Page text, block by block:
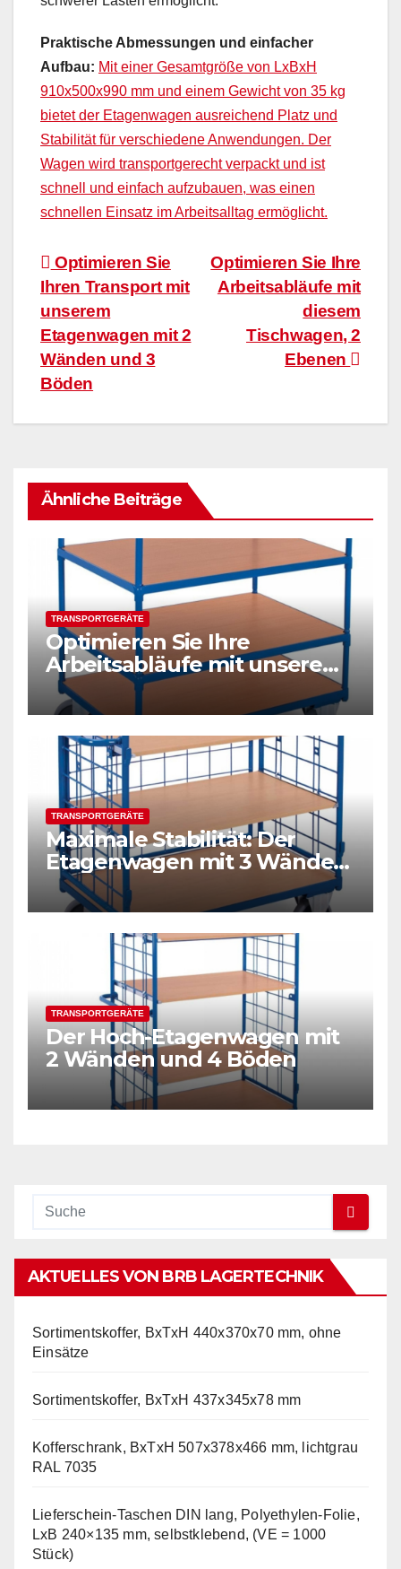
Praktische Abmessungen und einfacher
Aufbau: Mit einer Gesamtgröße von LxBxH
910x500x990 mm und einem Gewicht von 35 kg
bietet der Etagenwagen ausreichend Platz und
Stabilität für verschiedene Anwendungen. Der
Wagen wird transportgerecht verpackt und ist
schnell und einfach aufzubauen, was einen
schnellen Einsatz im Arbeitsalltag ermöglicht.
Beitragsnavigation
Optimieren Sie Ihre
Arbeitsabläufe mit
diesem
Tischwagen, 2
Ebenen
Optimieren Sie
Ihren Transport mit
unserem
Etagenwagen mit 2
Wänden und 3
Böden
Ähnliche Beiträge
TRANSPORTGERÄTE
Optimieren Sie Ihre
Arbeitsabläufe mit unserem
vielseitigen Tischwagen
TRANSPORTGERÄTE
Maximale Stabilität: Der
Etagenwagen mit 3 Wänden
und 3 Böden
TRANSPORTGERÄTE
Der Hoch-Etagenwagen mit
2 Wänden und 4 Böden
AKTUELLES VON BRB LAGERTECHNIK
Sortimentskoffer, BxTxH 440x370x70 mm, ohne
Einsätze
Sortimentskoffer, BxTxH 437x345x78 mm
Kofferschrank, BxTxH 507x378x466 mm, lichtgrau
RAL 7035
Lieferschein-Taschen DIN lang, Polyethylen-Folie,
LxB 240×135 mm, selbstklebend, (VE = 1000
Stück)